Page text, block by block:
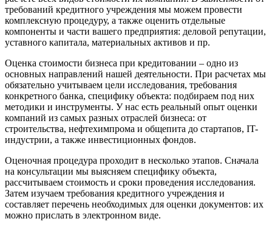
требований кредитного учреждения мы можем провести
комплексную процедуру, а также оценить отдельные
компоненты и части вашего предприятия: деловой репутации,
уставного капитала, материальных активов и пр.
Оценка стоимости бизнеса при кредитовании – одно из
основных направлений нашей деятельности. При расчетах мы
обязательно учитываем цели исследования, требования
конкретного банка, специфику объекта: подбираем под них
методики и инструменты. У нас есть реальный опыт оценки
компаний из самых разных отраслей бизнеса: от
строительства, нефтехимпрома и общепита до стартапов, IT-
индустрии, а также инвестиционных фондов.
Оценочная процедура проходит в несколько этапов. Сначала
на консультации мы выясняем специфику объекта,
рассчитываем стоимость и сроки проведения исследования.
Затем изучаем требования кредитного учреждения и
составляет перечень необходимых для оценки документов: их
можно прислать в электронном виде.
Воронеж
Воскресенск
Воткинск
Всеволожск
Выборг
Выкса
Вязники
Вязьма
Вятские Поляны
Гай
Геленджик
Георгиевск
Глазов
Горно-Алтайск
Городец